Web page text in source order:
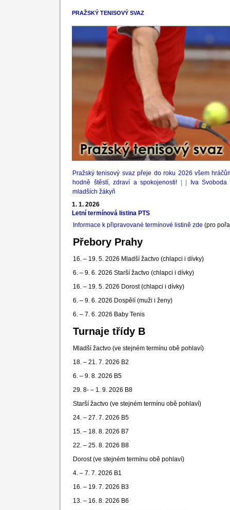
PRAŽSKÝ TENISOVÝ SVAZ
Pražský tenisový svaz přeje do roku 2026 všem
hodně štěstí, zdraví a spokojenosti!
Iva
mladších žákyň
1. 1. 2026
Letní termínová listina PTS
Informace k připravované termínové listině zde (pro
Přebory Prahy
16. – 19. 5. 2026 Mladší žactvo (chlapci i dívky)
6. – 9. 6. 2026 Starší žactvo (chlapci i dívky)
16. – 19. 5. 2026 Dorost (chlapci i dívky)
6. – 9. 6. 2026 Dospělí (muži i ženy)
6. – 7. 6. 2026 Baby Tenis
Turnaje třídy B
Mladší žactvo (ve stejném termínu obě pohlaví)
18. – 21. 7. 2026 B2
6. – 9. 8. 2026 B5
29. 8- – 1. 9. 2026 B8
Starší žactvo (ve stejném termínu obě pohlaví)
24. – 27. 7. 2026 B5
15. – 18. 8. 2026 B7
22. – 25. 8. 2026 B8
Dorost (ve stejném termínu obě pohlaví)
4. – 7. 7. 2026 B1
16. – 19. 7. 2026 B3
13. – 16. 8. 2026 B6